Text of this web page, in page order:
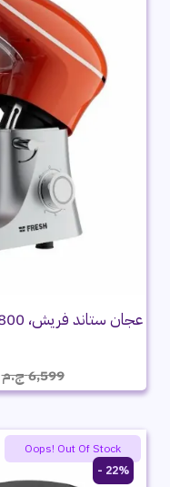
6,599ج.م
22% -
Oops! Out Of Stock